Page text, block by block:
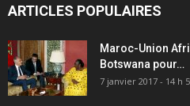
ARTICLES POPULAIRES
Maroc-Union
Botswana pour…
7 janvier 2017 - 14 h